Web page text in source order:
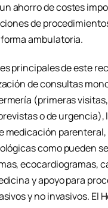
ahorro de costes
de
ambulatoria.
principales de este
de consultas
(primeras
o de urgencia),
medicación
como pueden
ecocardiogramas,
y apoyo para
y no invasivos. El